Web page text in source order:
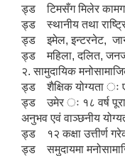
ड्ड टिमसँग मिलेर
ड्ड स्थानीय तथा
ड्ड इमेल, इन्टरनेट,
ड्ड महिला, दलित,
२. सामुदायिक
ड्ड शैक्षिक योग्यता ः
ड्ड उमेर ः १८ वर्ष पूरा
अनुभव एवं वाञ्छनीय
ड्ड १२ कक्षा उत्तीर्ण
ड्ड समुदायमा